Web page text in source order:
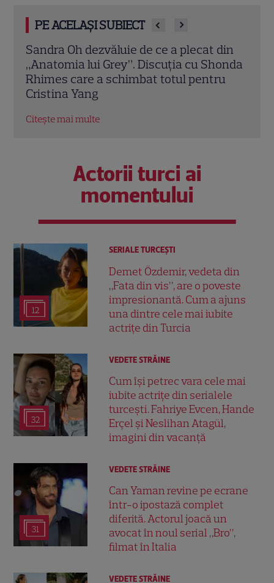
PE ACELAȘI SUBIECT
Marvel are un nou Black Panther. David
Jonsson preia moștenirea lui Chadwick
Boseman
Actorii turci ai
momentului
12
SERIALE TURCEŞTI
Demet Özdemir, vedeta din
„Fata din vis”, are o poveste
impresionantă. Cum a ajuns
una dintre cele mai iubite
actrițe din Turcia
32
VEDETE STRĂINE
Cum își petrec vara cele mai
iubite actrițe din serialele
turcești. Fahriye Evcen, Hande
Erçel și Neslihan Atagül,
imagini din vacanță
31
VEDETE STRĂINE
Can Yaman revine pe ecrane
într-o ipostază complet
diferită. Actorul joacă un
avocat în noul serial „Bro”,
filmat în Italia
VEDETE STRĂINE